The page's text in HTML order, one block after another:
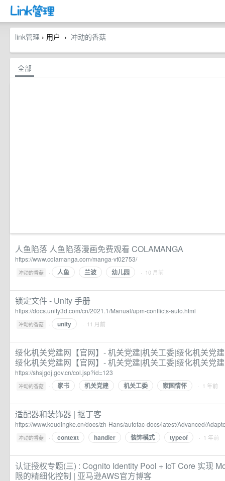
link管理 › 用户 › 冲动的香菇
全部
人鱼陷落 人鱼陷落漫画免费观看 COLAMANGA
https://www.colamanga.com/manga-vt02753/
冲动的香菇 · 人鱼 兰波 幼儿园 · 10 月前
锁定文件 - Unity 手册
https://docs.unity3d.com/cn/2021.1/Manual/upm-conflicts-auto.html
冲动的香菇 · unity · 11 月前
绥化机关党建网【官网】- 机关党建|机关工委|绥化机关党
绥化机关党建网【官网】- 机关党建|机关工委|绥化机关党
https://shsjgdj.gov.cn/col.jsp?id=123
冲动的香菇 · 家书 机关党建 机关工委 家国情怀 · 1 年前
适配器和装饰器 | 抠丁客
https://www.koudingke.cn/docs/zh-Hans/autofac-docs/latest/Advanced/
冲动的香菇 · context handler 装饰模式 typeof · 1 年前
认证授权专题(三) : Cognito Identity Pool + IoT Core 实现
限的精细化控制 | 亚马逊AWS官方博客